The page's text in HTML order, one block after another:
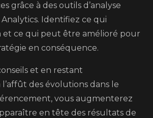
grâce à des outils d’analyse
Identifiez ce qui
et ce qui peut être amélioré pour
en conséquence.
et en restant
des évolutions dans le
vous augmenterez
en tête des résultats de